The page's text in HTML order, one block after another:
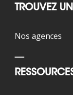
TROUVEZ
Nos agences